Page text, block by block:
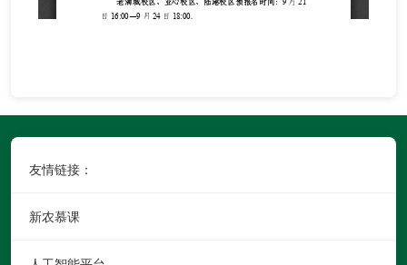
友情链接：
新农慕课